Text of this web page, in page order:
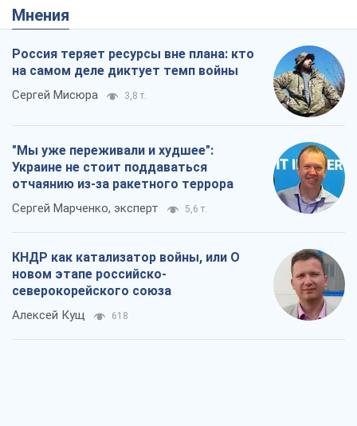
Мнения
Россия теряет ресурсы вне плана: кто
на самом деле диктует темп войны
Сергей Мисюра 3,8 т.
"Мы уже переживали и худшее":
Украине не стоит поддаваться
отчаянию из-за ракетного террора
Сергей Марченко, эксперт 5,6 т.
КНДР как катализатор войны, или О
новом этапе российско-
северокорейского союза
Алексей Кущ 618